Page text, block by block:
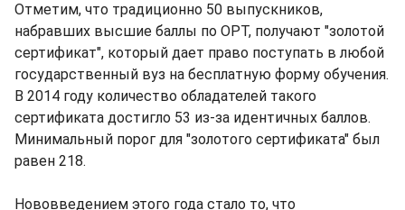
Отметим, что традиционно 50 выпускников,
набравших высшие баллы по ОРТ, получают "золотой
сертификат", который дает право поступать в любой
государственный вуз на бесплатную форму обучения.
В 2014 году количество обладателей такого
сертификата достигло 53 из-за идентичных баллов.
Минимальный порог для "золотого сертификата" был
равен 218.
Нововведением этого года стало то, что